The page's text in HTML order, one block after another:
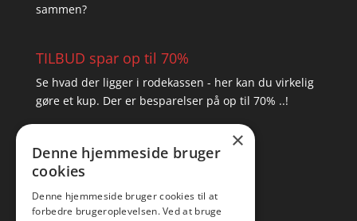
sammen?
TILBUD spar op til 70%
Se hvad der ligger i rodekassen - her kan du virkelig
gøre et kup. Der er besparelser på op til 70% ..!
Tlf: 7876 8672
×
Denne hjemmeside bruger
cookies
Denne hjemmeside bruger cookies til at
forbedre brugeroplevelsen. Ved at bruge